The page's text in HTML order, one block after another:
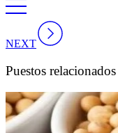
NEXT
Puestos relacionados